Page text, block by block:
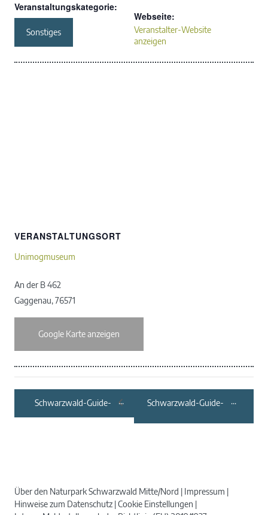
Veranstaltungskategorie:
Sonstiges
Webseite:
Veranstalter-Website
anzeigen
VERANSTALTUNGSORT
Unimogmuseum
An der B 462
Gaggenau,76571
Google Karte anzeigen
Schwarzwald-Guide-
Schwarzwald-Guide-
Frühling für Weinberg
Über den Naturpark Schwarzwald Mitte/Nord
Impressum
Hinweise zum Datenschutz Cookie Einstellungen